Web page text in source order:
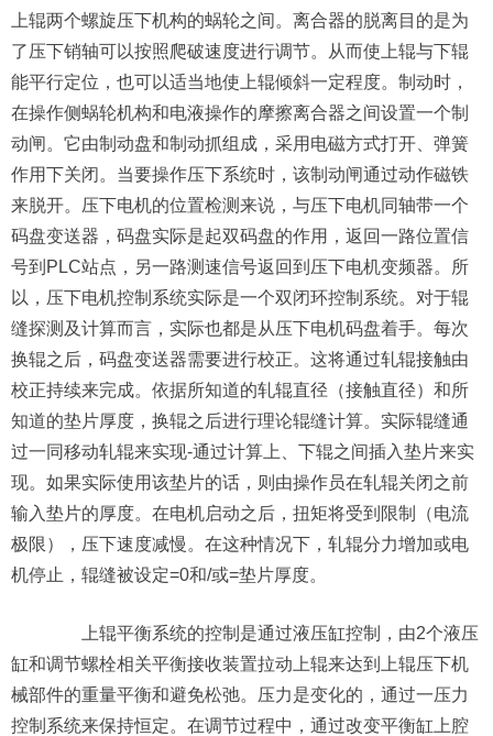
上辊两个螺旋压下机构的蜗轮之间。离合器的脱离目的是为
了压下销轴可以按照爬破速度进行调节。从而使上辊与下辊
能平行定位，也可以适当地使上辊倾斜一定程度。制动时，
在操作侧蜗轮机构和电液操作的摩擦离合器之间设置一个制
动闸。它由制动盘和制动抓组成，采用电磁方式打开、弹簧
作用下关闭。当要操作压下系统时，该制动闸通过动作磁铁
来脱开。压下电机的位置检测来说，与压下电机同轴带一个
码盘变送器，码盘实际是起双码盘的作用，返回一路位置信
号到PLC站点，另一路测速信号返回到压下电机变频器。所
以，压下电机控制系统实际是一个双闭环控制系统。对于辊
缝探测及计算而言，实际也都是从压下电机码盘着手。每次
换辊之后，码盘变送器需要进行校正。这将通过轧辊接触由
校正持续来完成。依据所知道的轧辊直径（接触直径）和所
知道的垫片厚度，换辊之后进行理论辊缝计算。实际辊缝通
过一同移动轧辊来实现-通过计算上、下辊之间插入垫片来实
现。如果实际使用该垫片的话，则由操作员在轧辊关闭之前
输入垫片的厚度。在电机启动之后，扭矩将受到限制（电流
极限），压下速度减慢。在这种情况下，轧辊分力增加或电
机停止，辊缝被设定=0和/或=垫片厚度。
上辊平衡系统的控制是通过液压缸控制，由2个液压
缸和调节螺栓相关平衡接收装置拉动上辊来达到上辊压下机
械部件的重量平衡和避免松弛。压力是变化的，通过一压力
控制系统来保持恒定。在调节过程中，通过改变平衡缸上腔